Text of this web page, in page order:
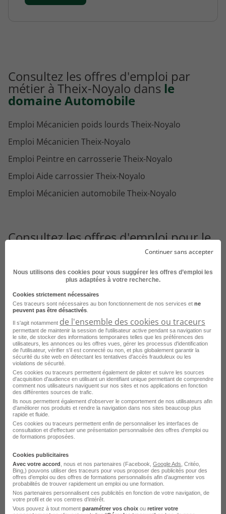
Consultez les offres d'emploi par
métier à Theix-Noyalo dans le
domaine Automobile
Emploi Mécanicien poids lourds Theix-Noyalo
Emploi Mécanicien Theix-Noyalo
Emploi Peintre en carrosserie Theix-Noyalo
Emploi Aide carrossier Theix-Noyalo
Emploi Mécanicien automobile Theix-Noyalo
Consultez les offres d'emploi pour le
Mécanicien moto dans
Voir plus
Emploi Mécanicien moto Marseille
Emploi Mécanicien moto Paris
Emploi Mécanicien moto Aix-en-Provence
Emploi Mécanicien moto Nice
Emploi Mécanicien moto Basse-Goulaine
Emploi Mécanicien moto Romorantin-Lanthenay
Emploi Mécanicien moto Sainte-Luce-sur-Loire
Emploi Mécanicien moto Valognes
Emploi Mécanicien moto Ancenis-Saint-Géréon
Emploi Mécanicien moto Annecy
Emploi Mécanicien moto Arles
Emploi Mécanicien moto Aubière
Voir toutes les offres Mécanicien moto par ville
Continuer sans accepter
Nous utilisons des cookies pour vous suggérer les offres d’emploi les
plus adaptées à votre recherche.
Cookies strictement nécessaires
Ces traceurs sont nécessaires au bon fonctionnement de nos services et ne
peuvent pas être désactivés
Il s'agit notamment de l'ensemble des cookies ou traceurs
permettant de maintenir la session de l'utilisateur active pendant sa navigation sur
le site, de stocker des informations temporaires telles que les préférences des
utilisateurs, les annonces ou les offres vues, gérer les processus d'identification
de l'utilisateur, vérifier s'il est connecté ou non, et plus globalement garantir la
sécurité du site web en détectant les tentatives d'accès frauduleux ou les
violations de sécurité.
Ces cookies ou traceurs permettent également de piloter et suivre les sources
d'acquisition d'audience en utilisant un identifiant unique permettant de comprendre
comment nos utilisateurs naviguent sur nos sites et nos applications en fonction
des différentes sources de trafic.
Ils nous permettent également d’observer le comportement de nos utilisateurs afin
d'améliorer nos produits et rendre la navigation dans nos sites beaucoup plus
rapide et fluide.
Ces cookies ou traceurs permettent enfin de personnaliser les interfaces de
consultation et d'effectuer une présentation personnalisée des offres d'emploi ou
de formations proposées.
Cookies publicitaires
Avec votre accord , nous et nos partenaires (Facebook, Google Ads , Critéo,
Bing,) pouvons utiliser des traceurs pour vous proposer des publicités pour des
offres d’emploi ou des offres de formations personnalisés afin d’augmenter vos
probabilités de trouver rapidement un emploi ou une formation.
Nos partenaires personnalisent ces publicités en fonction de votre navigation, de
votre profil et de vos centres d’intérêt.
Vous pouvez à tout moment paramétrer vos choix ou retirer votre